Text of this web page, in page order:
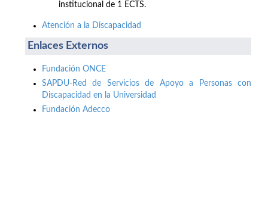
institucional de 1 ECTS.
Atención a la Discapacidad
Enlaces Externos
Fundación ONCE
SAPDU-Red de Servicios de Apoyo a Personas con
Discapacidad en la Universidad
Fundación Adecco